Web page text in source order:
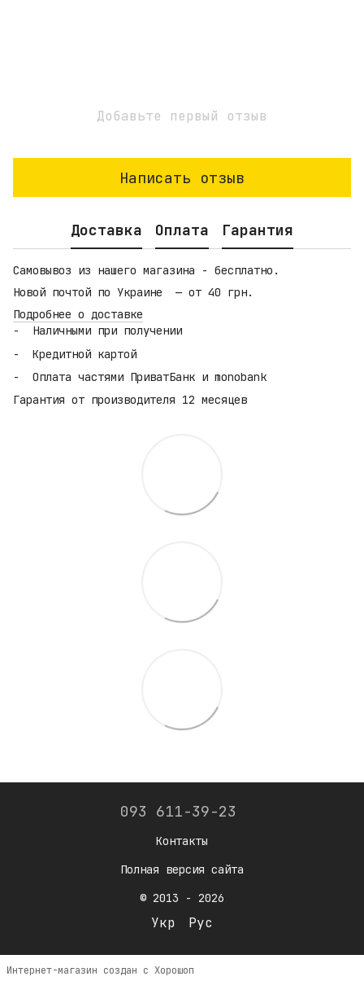
Добавьте первый отзыв
Написать отзыв
Доставка Оплата Гарантия
Самовывоз из нашего магазина - бесплатно.
Новой почтой по Украине — от 40 грн.
Подробнее о доставке
Наличными при получении
Кредитной картой
Оплата частями ПриватБанк и monobank
Гарантия от производителя 12 месяцев
093 611-39-23
Контакты
Полная версия сайта
© 2013 - 2026
Укр Рус
Интернет-магазин создан с Хорошоп